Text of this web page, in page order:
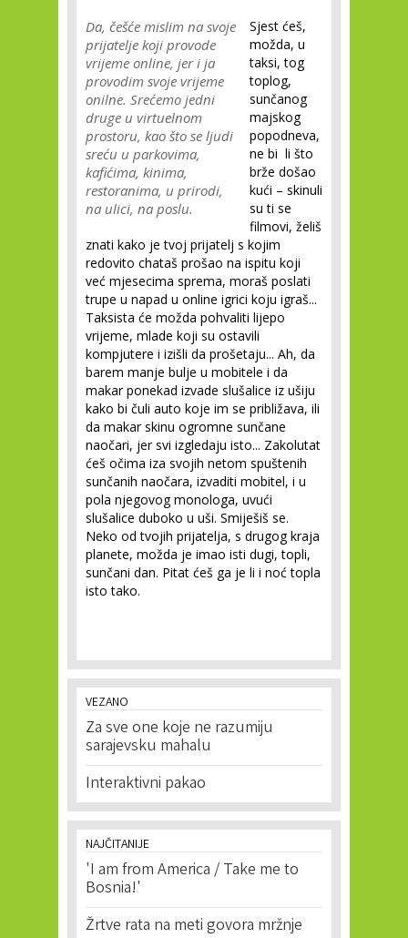
Da, češće mislim na svoje
prijatelje koji provode
vrijeme online, jer i ja
provodim svoje vrijeme
onilne. Srećemo jedni
druge u virtuelnom
prostoru, kao što se ljudi
sreću u parkovima,
kafićima, kinima,
restoranima, u prirodi,
na ulici, na poslu.
Sjest ćeš,
možda, u
taksi, tog
toplog,
sunčanog
majskog
popodneva,
ne bi li što
brže došao
kući – skinuli
su ti se
filmovi, želiš
znati kako je tvoj prijatelj s kojim
redovito chataš prošao na ispitu koji
već mjesecima sprema, moraš poslati
trupe u napad u online igrici koju igraš...
Taksista će možda pohvaliti lijepo
vrijeme, mlade koji su ostavili
kompjutere i izišli da prošetaju... Ah, da
barem manje bulje u mobitele i da
makar ponekad izvade slušalice iz ušiju
kako bi čuli auto koje im se približava, ili
da makar skinu ogromne sunčane
naočari, jer svi izgledaju isto... Zakolutat
ćeš očima iza svojih netom spuštenih
sunčanih naočara, izvaditi mobitel, i u
pola njegovog monologa, uvući
slušalice duboko u uši. Smiješiš se.
Neko od tvojih prijatelja, s drugog kraja
planete, možda je imao isti dugi, topli,
sunčani dan. Pitat ćeš ga je li i noć topla
isto tako.
VEZANO
Za sve one koje ne razumiju
sarajevsku mahalu
Interaktivni pakao
NAJČITANIJE
'I am from America / Take me to
Bosnia!'
Žrtve rata na meti govora mržnje